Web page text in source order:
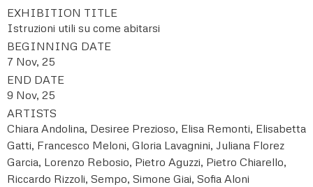
EXHIBITION TITLE
Istruzioni utili su come abitarsi
BEGINNING DATE
7 Nov, 25
END DATE
9 Nov, 25
ARTISTS
Chiara Andolina, Desiree Prezioso, Elisa Remonti, Elisabetta
Gatti, Francesco Meloni, Gloria Lavagnini, Juliana Florez
Garcia, Lorenzo Rebosio, Pietro Aguzzi, Pietro Chiarello,
Riccardo Rizzoli, Sempo, Simone Giai, Sofia Aloni